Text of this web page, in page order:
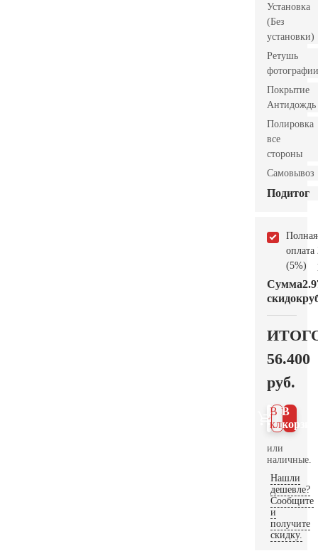
Установка
(Без
установки)
Ретушь
фотографии
Покрытие
Антидождь
Полировка
все
стороны
Самовывоз
Подитог
Полная
оплата
(5%)
Сумма
скидок
56.400
руб.
В
В 1
клик
или
наличные.
Нашли
дешевле?
Сообщите
и
получите
скидку.